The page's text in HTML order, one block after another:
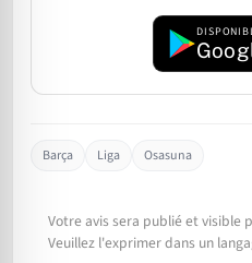
Barça Liga Osasuna
Votre avis sera publié et visible
Veuillez l'exprimer dans un